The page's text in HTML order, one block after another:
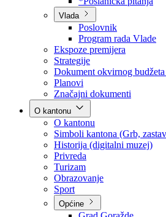
*Odluke
*Zaključci
*Poslanička pitanja
Vlada
Poslovnik
Program rada Vlade
Ekspoze premijera
Strategije
Dokument okvirnog budžeta
Planovi
Značajni dokumenti
O kantonu
O kantonu
Simboli kantona (Grb,
Historija (digitalni muzej)
Privreda
Turizam
Obrazovanje